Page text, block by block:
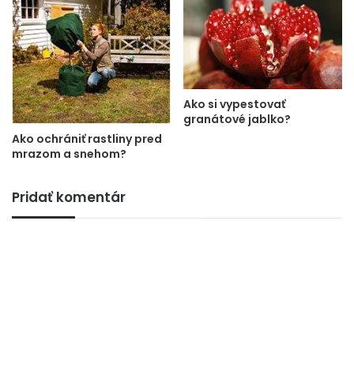
Ako ochrániť rastliny pred
mrazom a snehom?
Ako si vypestovať
granátové jablko?
Pridať komentár